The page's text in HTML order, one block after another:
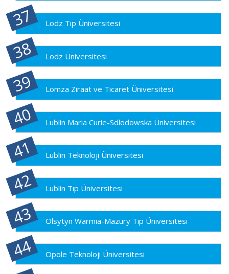
Lodz Tıp Üniversitesi
Lodz Üniversitesi
Lomza Ziraat ve Ticaret Üniversitesi
Lublin Maria Curie-Sdlodowska Üniversitesi
Lublin Teknoloji Üniversitesi
Lublin Tıp Üniversitesi
Olsytyn Warmia-Mazury Tıp Üniversitesi
Opole Teknoloji Üniversitesi